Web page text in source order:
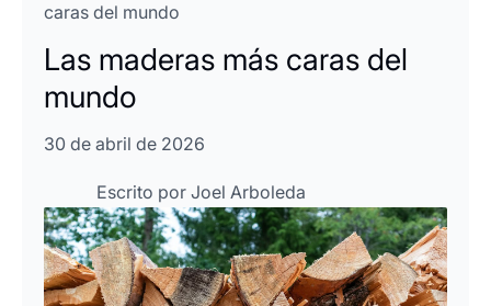
caras del mundo
Las maderas más caras del
mundo
30 de abril de 2026
Escrito por Joel Arboleda